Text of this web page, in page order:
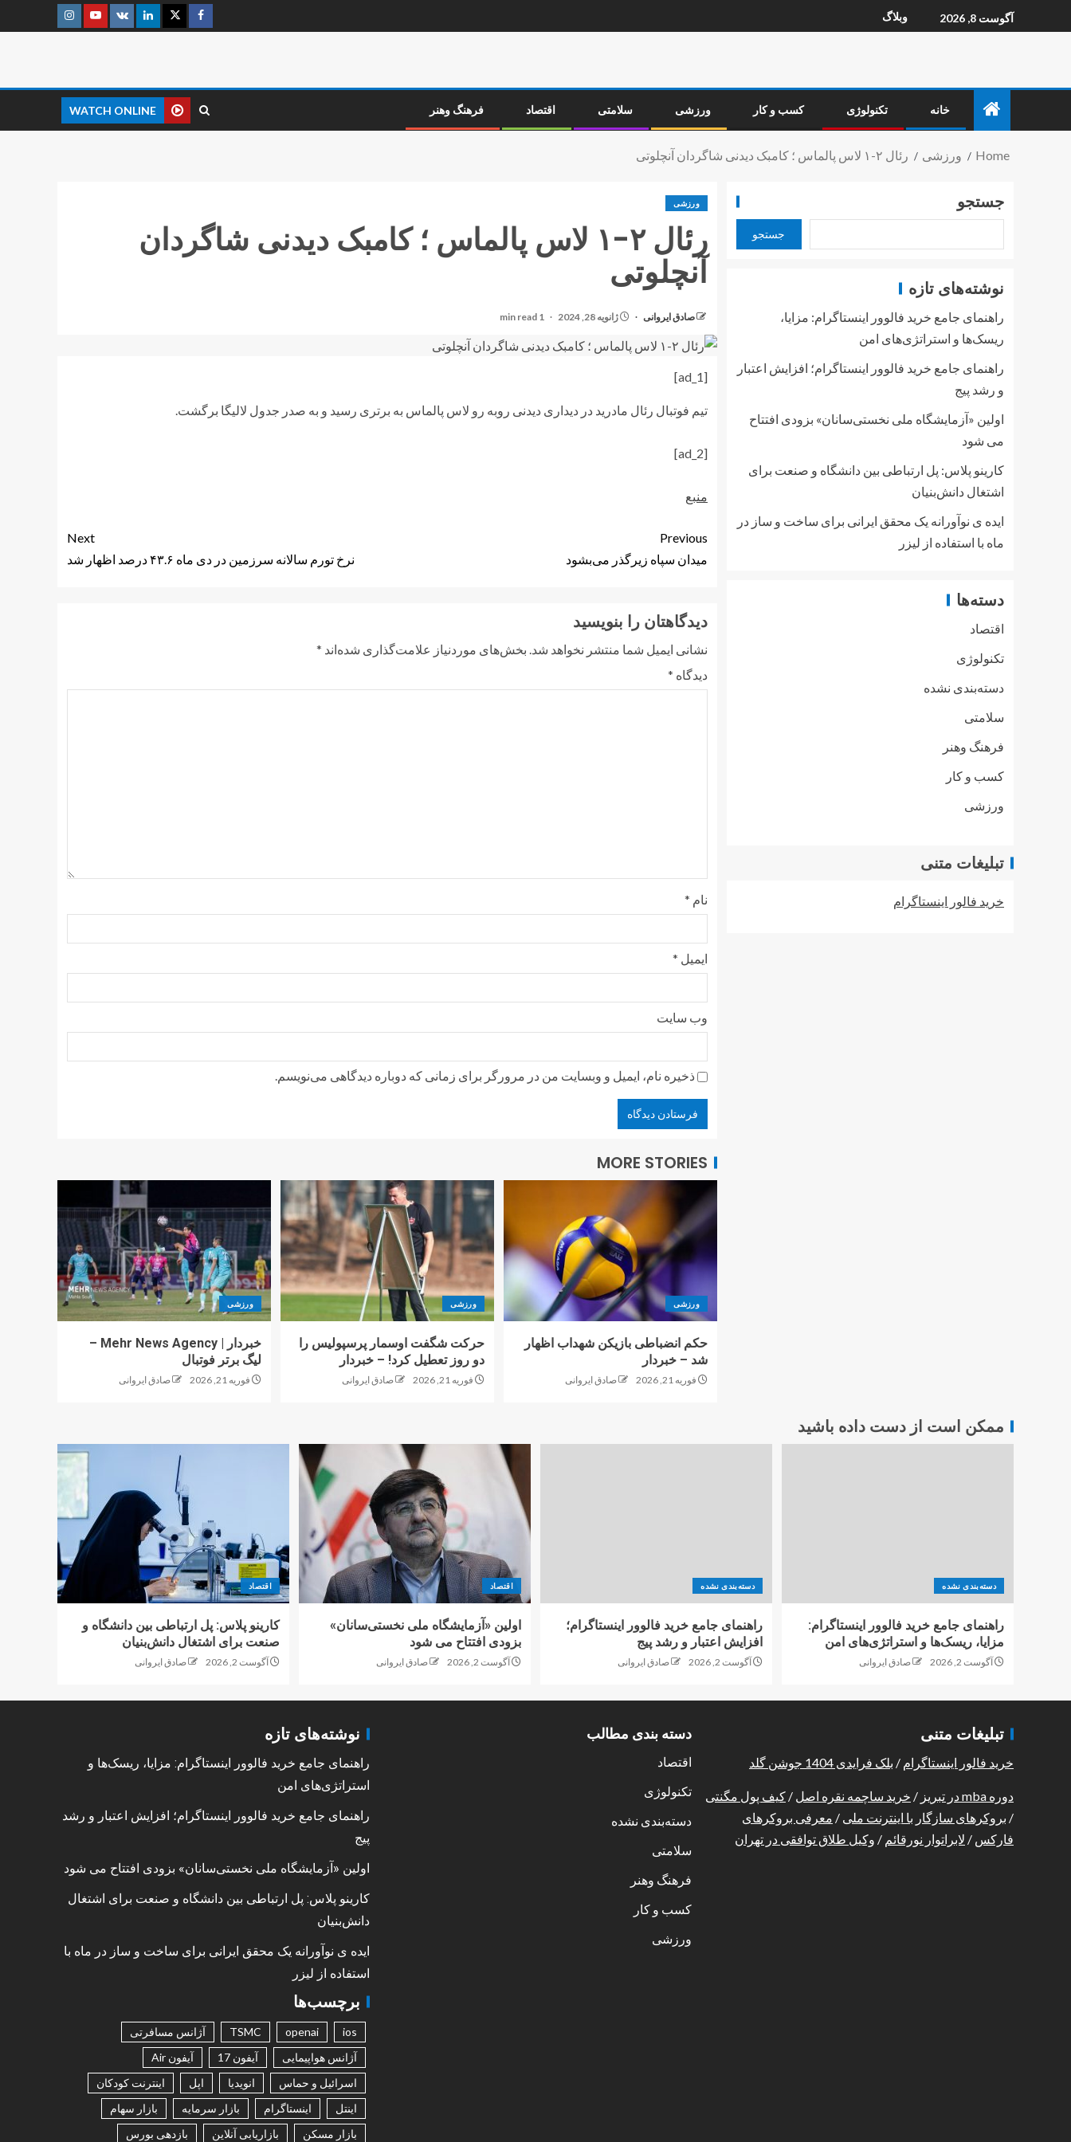
آگوست 8, 2026 وبلاگ
خانه تکنولوژی کسب و کار ورزشی سلامتی اقتصاد فرهنگ وهنر WATCH ONLINE
Home ورزشی رئال ۲-۱ لاس پالماس ؛ کامبک دیدنی شاگردان آنچلوتی
ورزشی
رئال ۲-۱ لاس پالماس ؛ کامبک دیدنی شاگردان
آنچلوتی
صادق ایروانی ژانویه 28, 2024 1 min read
[ad_1]
تیم فوتبال رئال مادرید در دیداری دیدنی روبه رو لاس پالماس به برتری رسید و به صدر جدول لالیگا برگشت.
[ad_2]
منبع
Previous
میدان سپاه زیرگذر می‌بشود
Next
نرخ تورم سالانه سرزمین در دی ماه ۴۳.۶ درصد اظهار شد
دیدگاهتان را بنویسید
نشانی ایمیل شما منتشر نخواهد شد. بخش‌های موردنیاز علامت‌گذاری شده‌اند *
دیدگاه *
نام *
ایمیل *
وب‌ سایت
ذخیره نام، ایمیل و وبسایت من در مرورگر برای زمانی که دوباره دیدگاهی می‌نویسم.
MORE STORIES
ورزشی
حکم انضباطی بازیکن شهداب اظهار
شد – خبردار
فوریه 21, 2026 صادق ایروانی
ورزشی
حرکت شگفت اوسمار پرسپولیس را
دو روز تعطیل کرد! – خبردار
فوریه 21, 2026 صادق ایروانی
ورزشی
خبردار | Mehr News Agency –
لیگ برتر فوتبال
فوریه 21, 2026 صادق ایروانی
جستجو
جستجو
نوشته‌های تازه
راهنمای جامع خرید فالوور اینستاگرام: مزایا،
ریسک‌ها و استراتژی‌های امن
راهنمای جامع خرید فالوور اینستاگرام؛ افزایش اعتبار
و رشد پیج
اولین «آزمایشگاه ملی نخستی‌سانان» بزودی افتتاح
می شود
کارینو پلاس: پل ارتباطی بین دانشگاه و صنعت برای
اشتغال دانش‌بنیان
ایده ی نوآورانه یک محقق ایرانی برای ساخت و ساز در
ماه با استفاده از لیزر
دسته‌ها
اقتصاد
تکنولوژی
دسته‌بندی نشده
سلامتی
فرهنگ وهنر
کسب و کار
ورزشی
تبلیغات متنی
خرید فالور اینستاگرام
ممکن است از دست داده باشید
دسته‌بندی نشده
راهنمای جامع خرید فالوور اینستاگرام:
مزایا، ریسک‌ها و استراتژی‌های امن
آگوست 2, 2026 صادق ایروانی
دسته‌بندی نشده
راهنمای جامع خرید فالوور اینستاگرام؛
افزایش اعتبار و رشد پیج
آگوست 2, 2026 صادق ایروانی
اقتصاد
اولین «آزمایشگاه ملی نخستی‌سانان»
بزودی افتتاح می شود
آگوست 2, 2026 صادق ایروانی
اقتصاد
کارینو پلاس: پل ارتباطی بین دانشگاه و
صنعت برای اشتغال دانش‌بنیان
آگوست 2, 2026 صادق ایروانی
نوشته‌های تازه
راهنمای جامع خرید فالوور اینستاگرام: مزایا، ریسک‌ها و
استراتژی‌های امن
راهنمای جامع خرید فالوور اینستاگرام؛ افزایش اعتبار و رشد
پیج
اولین «آزمایشگاه ملی نخستی‌سانان» بزودی افتتاح می شود
کارینو پلاس: پل ارتباطی بین دانشگاه و صنعت برای اشتغال
دانش‌بنیان
ایده ی نوآورانه یک محقق ایرانی برای ساخت و ساز در ماه با
استفاده از لیزر
برچسب‌ها
ios
openai
TSMC
آژانس مسافرتی
آژانس هواپیمایی
آیفون 17
آیفون Air
اسرائیل و حماس
انویدیا اپل
اینترنت کودکان
اینتل
اینستاگرام بازار سرمایه
بازار سهام
بازار مسکن
بازاریابی آنلاین بازدهی بورس
دسته بندی مطالب
اقتصاد
تکنولوژی
دسته‌بندی نشده
سلامتی
فرهنگ وهنر
کسب و کار
ورزشی
تبلیغات متنی
خرید فالور اینستاگرام / بلک فرایدی 1404 جوشن گلد
دوره mba در تبریز / خرید ساچمه نقره اصل / کیف پول مگنتی
/ بروکرهای سازگار با اینترنت ملی / معرفی بروکرهای
فارکس / لابراتوار نورقائم / وکیل طلاق توافقی در تهران